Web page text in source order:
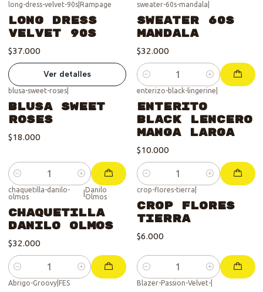
long-dress-velvet-90s| Rampage
Long dress
Velvet 90s
$37.000
Ver detalles
sweater-60s-mandala
Sweater 60s
Mandala
$32.000
Cantidad
blusa-sweet-roses|
Blusa Sweet
Roses
$18.000
Cantidad
enterizo-black-lingerine
Enterito
Black Lencero
Manga Larga
$10.000
Cantidad
chaquetilla-danilo-
olmos
Danilo
Olmos
Chaquetilla
Danilo Olmos
$32.000
Cantidad
crop-flores-tierra
Crop Flores
tierra
$6.000
Cantidad
Abrigo-Groovy| FES Blazer-Passion-Velvet-